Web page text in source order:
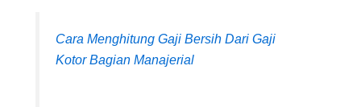
Cara Menghitung Gaji Bersih Dari Gaji
Kotor Bagian Manajerial